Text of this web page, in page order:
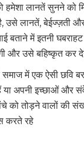
हमेशा लानतें सुनने को
है, उसे लानतें, बेईज्ज़ती
में इतनी
और उसे बहिष्कृत कर
समाज में एक ऐसी छवि
या अपनी इच्छाओं और
को तोड़ने वालों की
करते रहे